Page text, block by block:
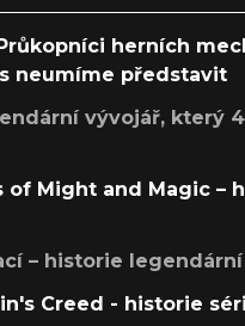
herních
neumíme představit
vývojář, který
of Might and Magic –
– historie
Creed - historie